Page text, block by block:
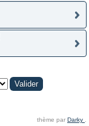
thème par Darky